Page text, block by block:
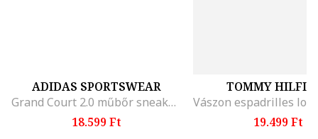
ADIDAS SPORTSWEAR
Grand Court 2.0 műbőr sneaker, Fehér/Fekete
18.599 Ft
TOMMY
19.499 Ft